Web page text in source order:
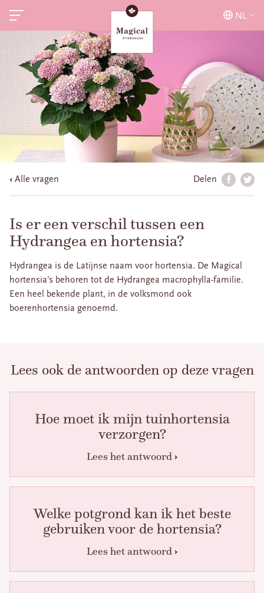
NL
Alle vragen Delen
Is er een verschil tussen een
Hydrangea en hortensia?
Hydrangea is de Latijnse naam voor hortensia. De Magical
hortensia’s behoren tot de Hydrangea macrophylla-familie.
Een heel bekende plant, in de volksmond ook
boerenhortensia genoemd.
Lees ook de antwoorden op deze vragen
Hoe moet ik mijn tuinhortensia
verzorgen?
Lees het antwoord
Welke potgrond kan ik het beste
gebruiken voor de hortensia?
Lees het antwoord